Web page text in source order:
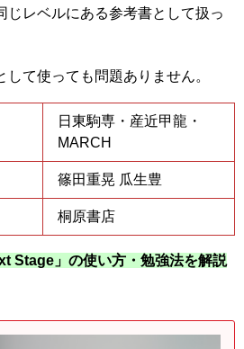
じレベルにある参考書として扱っ
て使っても問題ありません。
日東駒専・産近甲龍・
MARCH
篠田重晃 瓜生豊
桐原書店
Stage」の使い方・勉強法を解説